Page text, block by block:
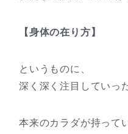
【身体の在り方】
というものに、
深く深く注目していっ
本来のカラダが持って